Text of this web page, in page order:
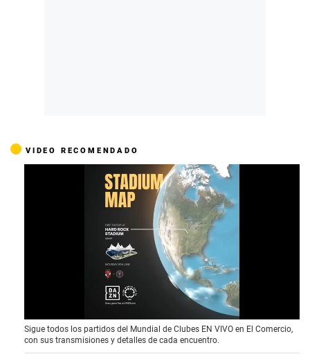
VIDEO RECOMENDADO
0
o
f
4
Sigue todos los partidos del Mundial de Clubes EN VIVO en El Comercio,
con sus transmisiones y detalles de cada encuentro.